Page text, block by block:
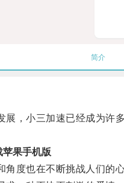
简介
，小三加速已经成为许多
果手机版
度也在不断挑战人们的心